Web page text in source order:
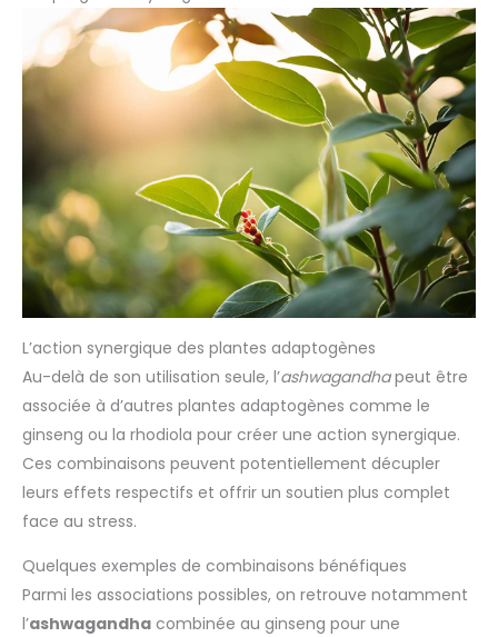
conservateurs.
L’action synergique des plantes adaptogènes
Au-delà de son utilisation seule, l’ashwagandhapeut être
associée à d’autres plantes adaptogènes comme le
ginseng ou la rhodiola pour créer une action synergique.
Ces combinaisons peuvent potentiellement décupler
leurs effets respectifs et offrir un soutien plus complet
face au stress.
Quelques exemples de combinaisons bénéfiques
Parmi les associations possibles, on retrouve notamment
l’ashwagandha combinée au ginseng pour une